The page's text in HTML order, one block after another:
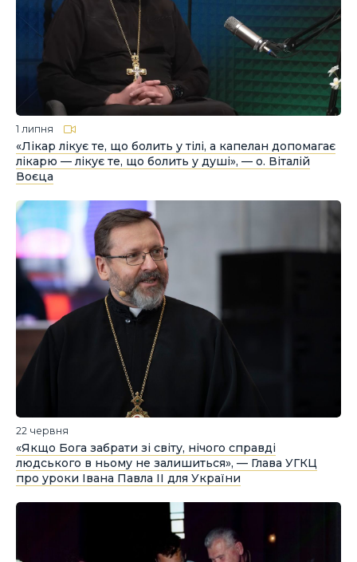
1 липня
«Лікар лікує те, що болить у тілі, а капелан допомагає
лікарю — лікує те, що болить у душі», — о. Віталій
Воєца
22 червня
«Якщо Бога забрати зі світу, нічого справді
людського в ньому не залишиться», — Глава УГКЦ
про уроки Івана Павла II для України